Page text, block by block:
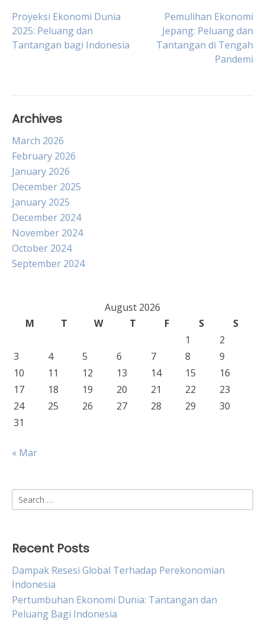
Post
navigation
Proyeksi Ekonomi Dunia
2025: Peluang dan
Tantangan bagi Indonesia
Pemulihan Ekonomi
Jepang: Peluang dan
Tantangan di Tengah
Pandemi
Archives
March 2026
February 2026
January 2026
December 2025
January 2025
December 2024
November 2024
October 2024
September 2024
August 2026
M
T W T F S
S
1
2
3
4 5 6 7 8
9
10
11 12 13 14 15
16
17
18 19 20 21 22
23
24
25 26 27 28 29
30
31
« Mar
Search
for:
Recent Posts
Dampak Resesi Global Terhadap Perekonomian
Indonesia
Pertumbuhan Ekonomi Dunia: Tantangan dan
Peluang Bagi Indonesia